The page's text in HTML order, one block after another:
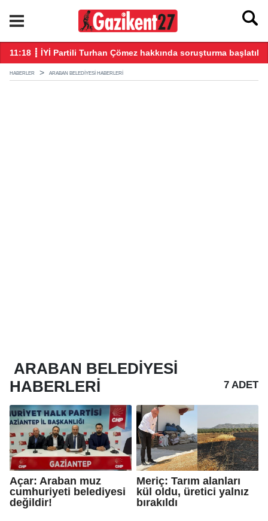
┋ İYİ Partili Turhan Çömez hakkında soruşturma başlatıldı10:12
HABERLER ARABAN BELEDIYESI HABERLERI
ARABAN BELEDIYESI
HABERLERI
7 ADET
Açar: Araban muz
cumhuriyeti belediyesi
değildir!
Meriç: Tarım alanları
kül oldu, üretici yalnız
bırakıldı